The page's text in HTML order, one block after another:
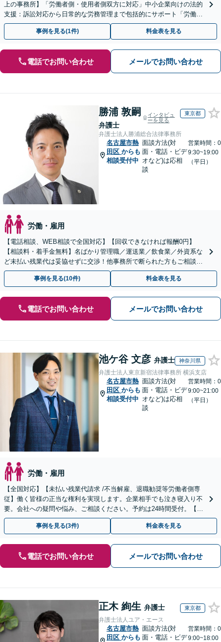
上の事務所】「労働者側・使用者側双方に対応」中小企業向けの法的
支援：訴訟対応から日常的な労務管理まで包括的にサポート「労働者
側：残業代請求や退職など対応」【休日・夜間相談可】
事例を見る(1件) 料金表を見る
電話でお問い合わせ メールでお問い合わせ
勝浦 敦嗣
弁護士
インタビュ
ーを見る
東京都
弁護士法人勝浦総合法律事務所
名古屋市熱
田区 からも
相談受付中
面談方法(対
面・電話・ビデ
オなど)は応相
談
営業時間：0
9:30~19:00
（平日）
労働・雇用
【電話相談、WEB相談で全国対応】【回収できなければ報酬0円】
【相談料・着手金無料】名ばかり管理職／運送業／飲食業／外資系な
ど未払い残業代は妥協せずに交渉！他事務所で断られた方もご相談く
ださい。【解決事例が豊富】土曜日も電話受付しています
事例を見る(10件) 料金表を見る
電話でお問い合わせ メールでお問い合わせ
池ケ谷 文彦 弁護士 神奈川県
弁護士法人東京新宿法律事務所 横浜支店
名古屋市熱
田区 からも
相談受付中
面談方法(対
面・電話・ビデ
オなど)は応相
談
営業時間：0
9:00~21:00
（平日）
労働・雇用
【全国対応】【未払い残業代請求 /不当解雇、退職勧奨等労働者側専
従】働く皆様の正当な権利を実現します。企業相手でも泣き寝入り不
要。会社への疑問や悩み、ご相談ください。予約は24時間受付。【初
回面談無料】【夜間・休日対応可】
事例を見る(3件) 料金表を見る
電話でお問い合わせ メールでお問い合わせ
正木 絢生 弁護士 東京都
弁護士法人ユア・エース
名古屋市熱
田区 からも
面談方法(対
面・電話・ビデ
営業時間：0
9:00~18:00